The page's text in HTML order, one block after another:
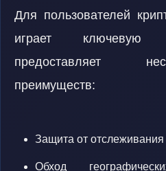
Для пользователей
играет ключевую
предоставляет
преимуществ:
Защита от отслеживания
Обход